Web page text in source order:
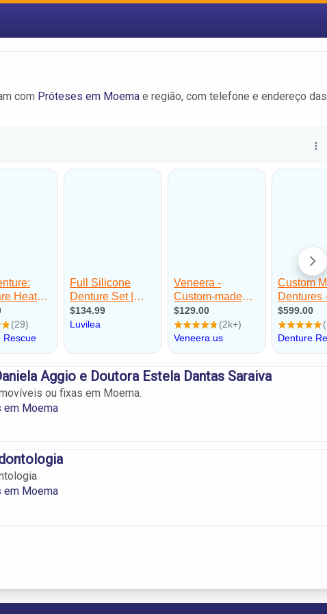
com Próteses em Moema e região, com telefone e endereço das
Aggio e Doutora Estela Dantas Saraiva
ou fixas em Moema.
em Moema
em Moema